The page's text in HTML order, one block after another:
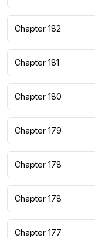
Chapter 182
Chapter 181
Chapter 180
Chapter 179
Chapter 178
Chapter 178
Chapter 177